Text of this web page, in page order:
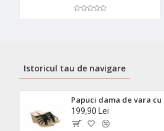
Istoricul tau de navigare
199,90 Lei